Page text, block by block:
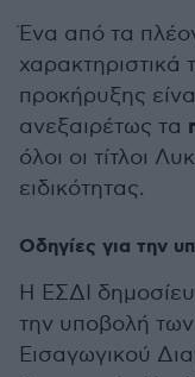
Ένα από τα
χαρακτηριστικά
προκήρυξης
ανεξαιρέτως τα
όλοι οι τίτλοι
ειδικότητας.
Οδηγίες για την
Η ΕΣΔΙ
την υποβολή των
Εισαγωγικού